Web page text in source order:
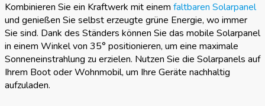
Kombinieren Sie ein Kraftwerk mit einem faltbaren Solarpanel
und genießen Sie selbst erzeugte grüne Energie, wo immer
Sie sind. Dank des Ständers können Sie das mobile Solarpanel
in einem Winkel von 35° positionieren, um eine maximale
Sonneneinstrahlung zu erzielen. Nutzen Sie die Solarpanels auf
Ihrem Boot oder Wohnmobil, um Ihre Geräte nachhaltig
aufzuladen.